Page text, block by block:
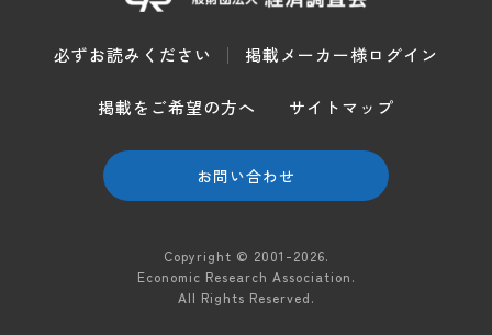
必ずお読みください 掲載メーカー様ログイン
掲載をご希望の方へ サイトマップ
お問い合わせ
Copyright © 2001-2026.
Economic Research Association.
All Rights Reserved.